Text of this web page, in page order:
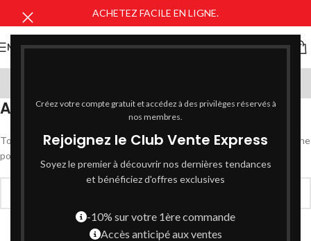
Créez votre compte gratuit et accédez à des privilèges réservés à
nos membres.
Rejoignez le Club Vente Express
Soyez le premier à découvrir nos dernières tendances
et bénéficiez d'offres exclusives
-10% sur votre 1ère commande
Accès anticipé aux ventes
ACHETEZ FACILE EN LIGNE.
MENU
Aucun résultat
Toutes mes excuses, mais aucun résultat n’a été trouvé. Une recherche
pourrait aider à trouver une publication en rapport.